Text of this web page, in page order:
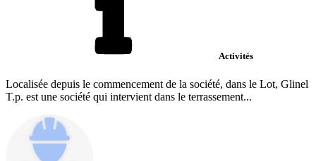
Activités
Localisée depuis le commencement de la société, dans le Lot, Glinel
T.p. est une société qui intervient dans le terrassement...